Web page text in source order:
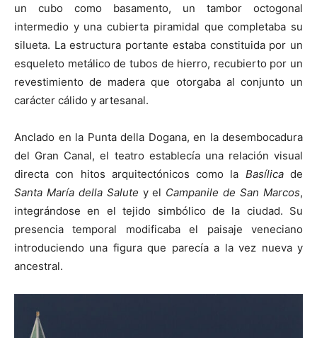
un cubo como basamento, un tambor octogonal
intermedio y una cubierta piramidal que completaba su
silueta. La estructura portante estaba constituida por un
esqueleto metálico de tubos de hierro, recubierto por un
revestimiento de madera que otorgaba al conjunto un
carácter cálido y artesanal.
Anclado en la Punta della Dogana, en la desembocadura
del Gran Canal, el teatro establecía una relación visual
directa con hitos arquitectónicos como la Basílicade
Santa María della Salute y el Campanile de San Marcos,
integrándose en el tejido simbólico de la ciudad. Su
presencia temporal modificaba el paisaje veneciano
introduciendo una figura que parecía a la vez nueva y
ancestral.